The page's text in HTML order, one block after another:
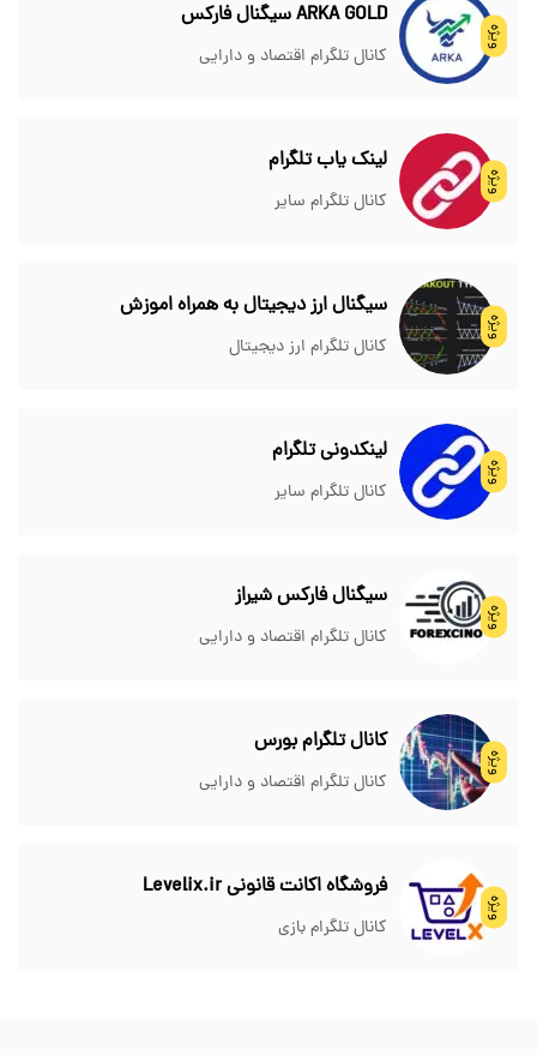
ویژه
ARKA GOLD سیگنال فارکس
کانال تلگرام اقتصاد و دارایی
ویژه
لینک یاب تلگرام
کانال تلگرام سایر
ویژه
سیگنال ارز دیجیتال به همراه اموزش
کانال تلگرام ارز دیجیتال
ویژه
لینکدونی تلگرام
کانال تلگرام سایر
ویژه
سیگنال فارکس شیراز
کانال تلگرام اقتصاد و دارایی
ویژه
کانال تلگرام بورس
کانال تلگرام اقتصاد و دارایی
ویژه
فروشگاه اکانت قانونی Levelix.ir
کانال تلگرام بازی